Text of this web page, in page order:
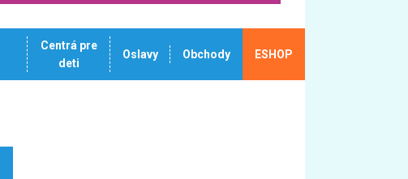
Centrá pre
deti
Oslavy Obchody ESHOP